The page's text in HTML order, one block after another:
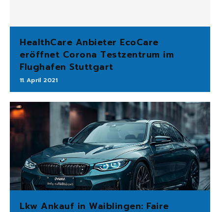
HealthCare Anbieter EcoCare
eröffnet Corona Testzentrum im
Flughafen Stuttgart
11. April 2021
Lkw Ankauf in Waiblingen: Faire